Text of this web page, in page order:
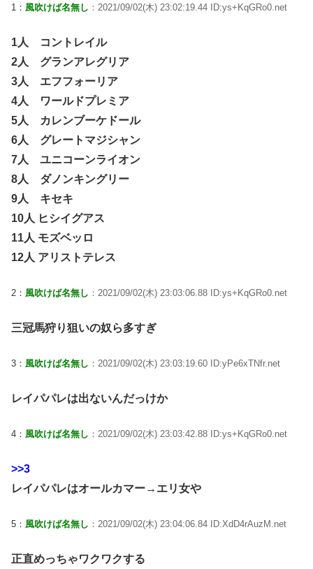
1： 風吹けば名無し ：2021/09/02(木) 23:02:19.44 ID:ys+KqGRo0.net
1人 コントレイル
2人 グランアレグリア
3人 エフフォーリア
4人 ワールドプレミア
5人 カレンブーケドール
6人 グレートマジシャン
7人 ユニコーンライオン
8人 ダノンキングリー
9人 キセキ
10人 ヒシイグアス
11人 モズベッロ
12人 アリストテレス
2： 風吹けば名無し ：2021/09/02(木) 23:03:06.88 ID:ys+KqGRo0.net
三冠馬狩り狙いの奴ら多すぎ
3： 風吹けば名無し ：2021/09/02(木) 23:03:19.60 ID:yPe6xTNfr.net
レイパパレは出ないんだっけか
4： 風吹けば名無し ：2021/09/02(木) 23:03:42.88 ID:ys+KqGRo0.net
>>3
レイパパレはオールカマー→エリ女や
5： 風吹けば名無し ：2021/09/02(木) 23:04:06.84 ID:XdD4rAuzM.net
正直めっちゃワクワクする